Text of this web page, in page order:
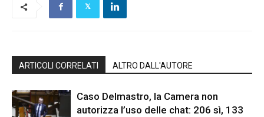
ARTICOLI CORRELATI ALTRO DALL'AUTORE
Caso Delmastro, la Camera non
autorizza l’uso delle chat: 206 sì, 133